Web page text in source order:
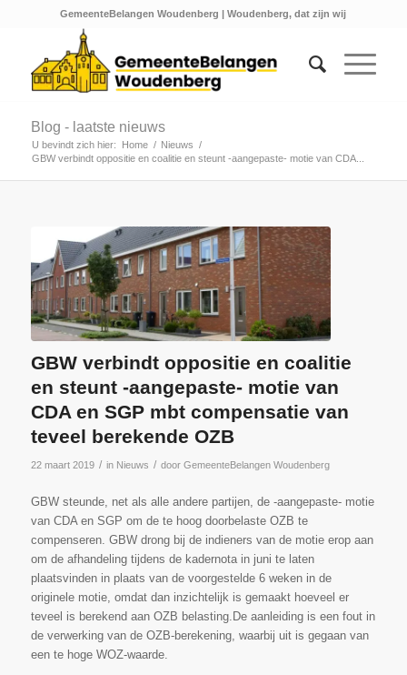
GemeenteBelangen Woudenberg | Woudenberg, dat zijn wij
Blog - laatste nieuws
U bevindt zich hier: Home / Nieuws /
GBW verbindt oppositie en coalitie en steunt -aangepaste- motie van CDA...
GBW verbindt oppositie en coalitie
en steunt -aangepaste- motie van
CDA en SGP mbt compensatie van
teveel berekende OZB
22 maart 2019 / in Nieuws / door GemeenteBelangen Woudenberg
GBW steunde, net als alle andere partijen, de -aangepaste- motie
van CDA en SGP om de te hoog doorbelaste OZB te
compenseren. GBW drong bij de indieners van de motie erop aan
om de afhandeling tijdens de kadernota in juni te laten
plaatsvinden in plaats van de voorgestelde 6 weken in de
originele motie, omdat dan inzichtelijk is gemaakt hoeveel er
teveel is berekend aan OZB belasting.De aanleiding is een fout in
de verwerking van de OZB-berekening, waarbij uit is gegaan van
een te hoge WOZ-waarde.